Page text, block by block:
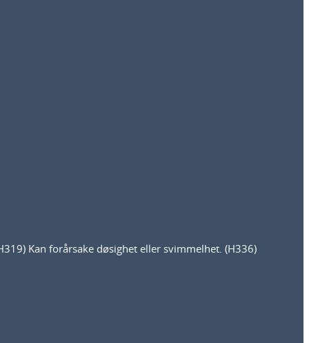
Kan forårsake døsighet eller svimmelhet. (H336)